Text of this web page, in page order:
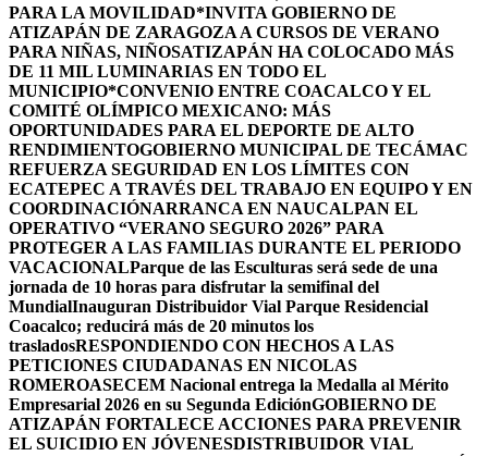
PARA LA MOVILIDAD*INVITA GOBIERNO DE
ATIZAPÁN DE ZARAGOZA A CURSOS DE VERANO
PARA NIÑAS, NIÑOSATIZAPÁN HA COLOCADO MÁS
DE 11 MIL LUMINARIAS EN TODO EL
MUNICIPIO*CONVENIO ENTRE COACALCO Y EL
COMITÉ OLÍMPICO MEXICANO: MÁS
OPORTUNIDADES PARA EL DEPORTE DE ALTO
RENDIMIENTOGOBIERNO MUNICIPAL DE TECÁMAC
REFUERZA SEGURIDAD EN LOS LÍMITES CON
ECATEPEC A TRAVÉS DEL TRABAJO EN EQUIPO Y EN
COORDINACIÓNARRANCA EN NAUCALPAN EL
OPERATIVO “VERANO SEGURO 2026” PARA
PROTEGER A LAS FAMILIAS DURANTE EL PERIODO
VACACIONALParque de las Esculturas será sede de una
jornada de 10 horas para disfrutar la semifinal del
MundialInauguran Distribuidor Vial Parque Residencial
Coacalco; reducirá más de 20 minutos los
trasladosRESPONDIENDO CON HECHOS A LAS
PETICIONES CIUDADANAS EN NICOLAS
ROMEROASECEM Nacional entrega la Medalla al Mérito
Empresarial 2026 en su Segunda EdiciónGOBIERNO DE
ATIZAPÁN FORTALECE ACCIONES PARA PREVENIR
EL SUICIDIO EN JÓVENESDISTRIBUIDOR VIAL